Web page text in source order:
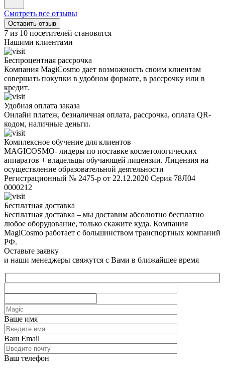
Смотреть все отзывы
Оставить отзыв
7 из 10 посетителей становятся
Нашими клиентами
Беспроцентная рассрочка
Компания MagiCosmo дает возможность своим клиентам
совершать покупки в удобном формате, в рассрочку или в
кредит.
Удобная оплата заказа
Онлайн платеж, безналичная оплата, рассрочка, оплата QR-
кодом, наличные деньги.
Комплексное обучение для клиентов
MAGICOSMO- лидеры по поставке косметологических
аппаратов + владельцы обучающей лицензии. Лицензия на
осуществление образовательной деятельности
Регистрационный № 2475-р от 22.12.2020 Серия 78Л04
0000212
Бесплатная доставка
Бесплатная доставка – мы доставим абсолютно бесплатно
любое оборудование, только скажите куда. Компания
MagiCosmo работает с большинством транспортных компаний
РФ.
Оставьте заявку
и наши менеджеры свяжутся с Вами в ближайшее время
Ваше имя
Ваш Email
Ваш телефон